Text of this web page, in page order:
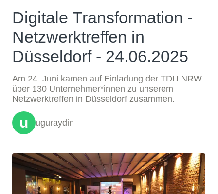
Digitale Transformation -
Netzwerktreffen in
Düsseldorf - 24.06.2025
Am 24. Juni kamen auf Einladung der TDU NRW
über 130 Unternehmer*innen zu unserem
Netzwerktreffen in Düsseldorf zusammen.
u uguraydin